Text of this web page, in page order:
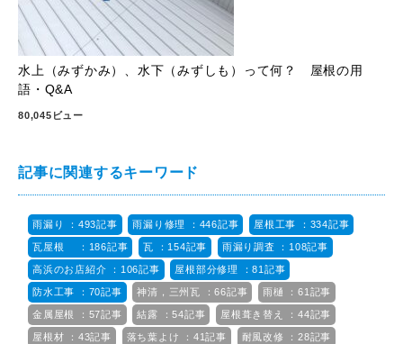
水上（みずかみ）、水下（みずしも）って何？ 屋根の用
語・Q&A
80,045ビュー
記事に関連するキーワード
雨漏り ：493記事 雨漏り修理 ：446記事 屋根工事 ：334記事
瓦屋根 ：186記事 瓦 ：154記事 雨漏り調査 ：108記事
高浜のお店紹介 ：106記事 屋根部分修理 ：81記事
防水工事 ：70記事 神清，三州瓦 ：66記事 雨樋 ：61記事
金属屋根 ：57記事 結露 ：54記事 屋根葺き替え ：44記事
屋根材 ：43記事 落ち葉よけ ：41記事 耐風改修 ：28記事